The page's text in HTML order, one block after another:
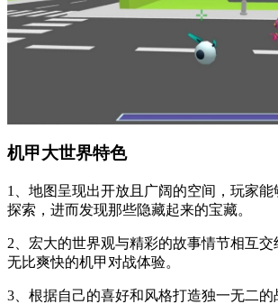
机甲大世界特色
1、地图呈现出开放且广阔的空间，玩家
探索，进而发现那些隐藏起来的宝藏。
2、宏大的世界观与精彩的故事情节相互交
无比爽快的机甲对战体验。
3、根据自己的喜好和风格打造独一无二的